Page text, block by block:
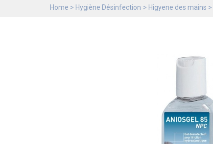
Home Hygiène Désinfection Higyene des mains